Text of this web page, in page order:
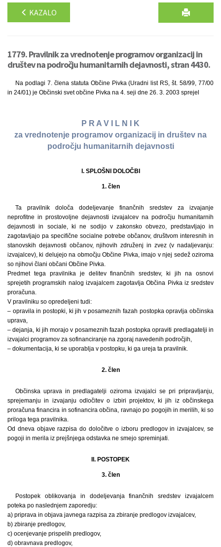
KAZALO
1779. Pravilnik za vrednotenje programov organizacij in
društev na področju humanitarnih dejavnosti, stran 4430.
Na podlagi 7. člena statuta Občine Pivka (Uradni list RS, št. 58/99, 77/00
in 24/01) je Občinski svet občine Pivka na 4. seji dne 26. 3. 2003 sprejel
P R A V I L N I K
za vrednotenje programov organizacij in društev na
področju humanitarnih dejavnosti
I. SPLOŠNI DOLOČBI
1. člen
Ta pravilnik določa dodeljevanje finančnih sredstev za izvajanje
neprofitne in prostovoljne dejavnosti izvajalcev na področju humanitarnih
dejavnosti in sociale, ki ne sodijo v zakonsko obvezo, predstavljajo in
zagotavljajo pa specifične socialne potrebe občanov, društvom interesnih in
stanovskih dejavnosti občanov, njihovih združenj in zvez (v nadaljevanju:
izvajalcev), ki delujejo na območju Občine Pivka, imajo v njej sedež oziroma
so njihovi člani občani Občine Pivka.
Predmet tega pravilnika je delitev finančnih sredstev, ki jih na osnovi
sprejetih programskih nalog izvajalcem zagotavlja Občina Pivka iz sredstev
proračuna.
V pravilniku so opredeljeni tudi:
– opravila in postopki, ki jih v posameznih fazah postopka opravlja občinska
uprava,
– dejanja, ki jih morajo v posameznih fazah postopka opraviti predlagatelji in
izvajalci programov za sofinanciranje na zgoraj navedenih področjih,
– dokumentacija, ki se uporablja v postopku, ki ga ureja ta pravilnik.
2. člen
Občinska uprava in predlagatelji oziroma izvajalci se pri pripravljanju,
sprejemanju in izvajanju odločitev o izbiri projektov, ki jih iz občinskega
proračuna financira in sofinancira občina, ravnajo po pogojih in merilih, ki so
priloga tega pravilnika.
Od dneva objave razpisa do določitve o izboru predlogov in izvajalcev, se
pogoji in merila iz prejšnjega odstavka ne smejo spreminjati.
II. POSTOPEK
3. člen
Postopek oblikovanja in dodeljevanja finančnih sredstev izvajalcem
poteka po naslednjem zaporedju:
a) priprava in objava javnega razpisa za zbiranje predlogov izvajalcev,
b) zbiranje predlogov,
c) ocenjevanje prispelih predlogov,
d) obravnava predlogov,